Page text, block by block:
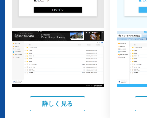
詳しく見る